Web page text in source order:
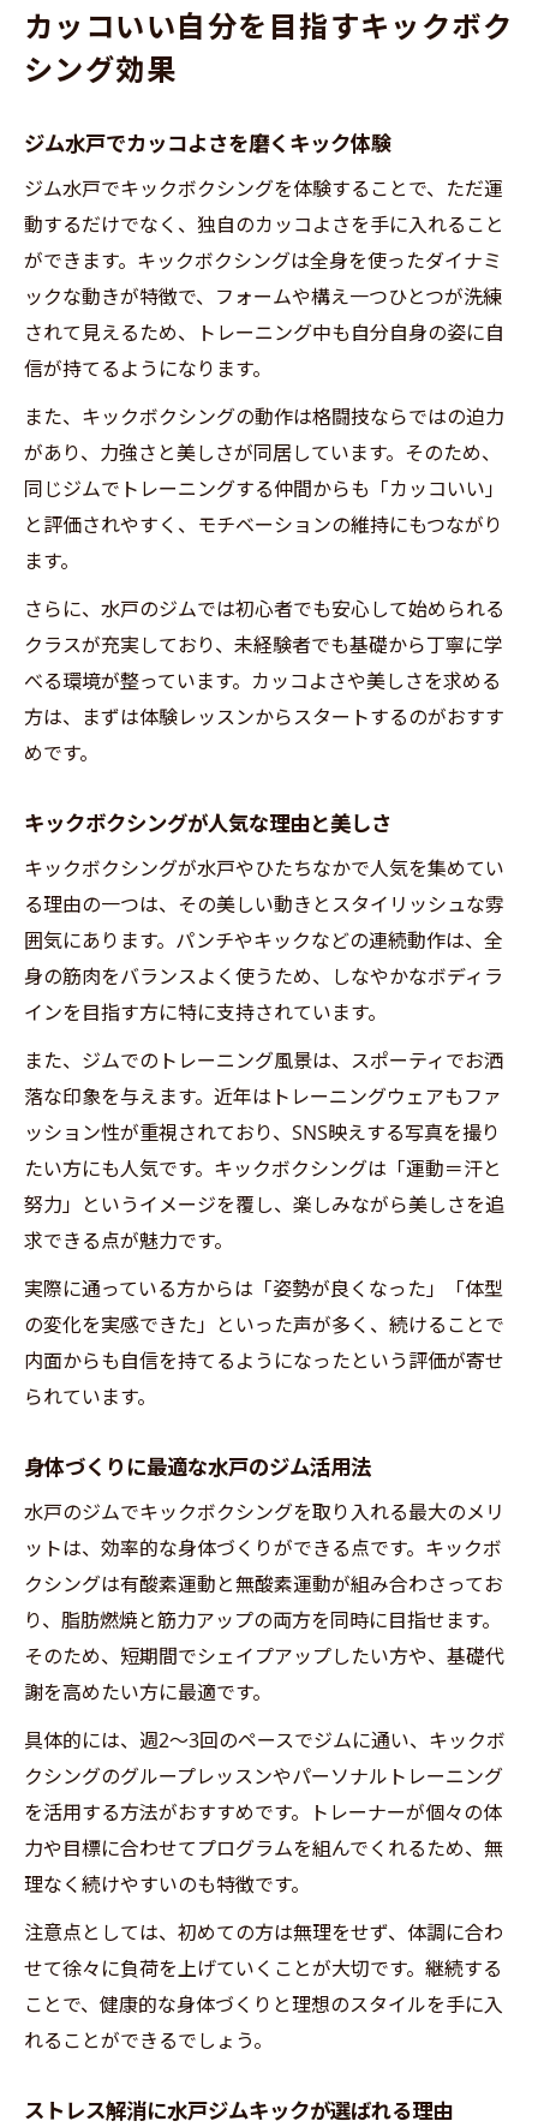
カッコいい自分を目指すキックボク
シング効果
ジム水戸でカッコよさを磨くキック体験
ジム水戸でキックボクシングを体験することで、ただ運
動するだけでなく、独自のカッコよさを手に入れること
ができます。キックボクシングは全身を使ったダイナミ
ックな動きが特徴で、フォームや構え一つひとつが洗練
されて見えるため、トレーニング中も自分自身の姿に自
信が持てるようになります。
また、キックボクシングの動作は格闘技ならではの迫力
があり、力強さと美しさが同居しています。そのため、
同じジムでトレーニングする仲間からも「カッコいい」
と評価されやすく、モチベーションの維持にもつながり
ます。
さらに、水戸のジムでは初心者でも安心して始められる
クラスが充実しており、未経験者でも基礎から丁寧に学
べる環境が整っています。カッコよさや美しさを求める
方は、まずは体験レッスンからスタートするのがおすす
めです。
キックボクシングが人気な理由と美しさ
キックボクシングが水戸やひたちなかで人気を集めてい
る理由の一つは、その美しい動きとスタイリッシュな雰
囲気にあります。パンチやキックなどの連続動作は、全
身の筋肉をバランスよく使うため、しなやかなボディラ
インを目指す方に特に支持されています。
また、ジムでのトレーニング風景は、スポーティでお洒
落な印象を与えます。近年はトレーニングウェアもファ
ッション性が重視されており、SNS映えする写真を撮り
たい方にも人気です。キックボクシングは「運動＝汗と
努力」というイメージを覆し、楽しみながら美しさを追
求できる点が魅力です。
実際に通っている方からは「姿勢が良くなった」「体型
の変化を実感できた」といった声が多く、続けることで
内面からも自信を持てるようになったという評価が寄せ
られています。
身体づくりに最適な水戸のジム活用法
水戸のジムでキックボクシングを取り入れる最大のメリ
ットは、効率的な身体づくりができる点です。キックボ
クシングは有酸素運動と無酸素運動が組み合わさってお
り、脂肪燃焼と筋力アップの両方を同時に目指せます。
そのため、短期間でシェイプアップしたい方や、基礎代
謝を高めたい方に最適です。
具体的には、週2〜3回のペースでジムに通い、キックボ
クシングのグループレッスンやパーソナルトレーニング
を活用する方法がおすすめです。トレーナーが個々の体
力や目標に合わせてプログラムを組んでくれるため、無
理なく続けやすいのも特徴です。
注意点としては、初めての方は無理をせず、体調に合わ
せて徐々に負荷を上げていくことが大切です。継続する
ことで、健康的な身体づくりと理想のスタイルを手に入
れることができるでしょう。
ストレス解消に水戸ジムキックが選ばれる理由